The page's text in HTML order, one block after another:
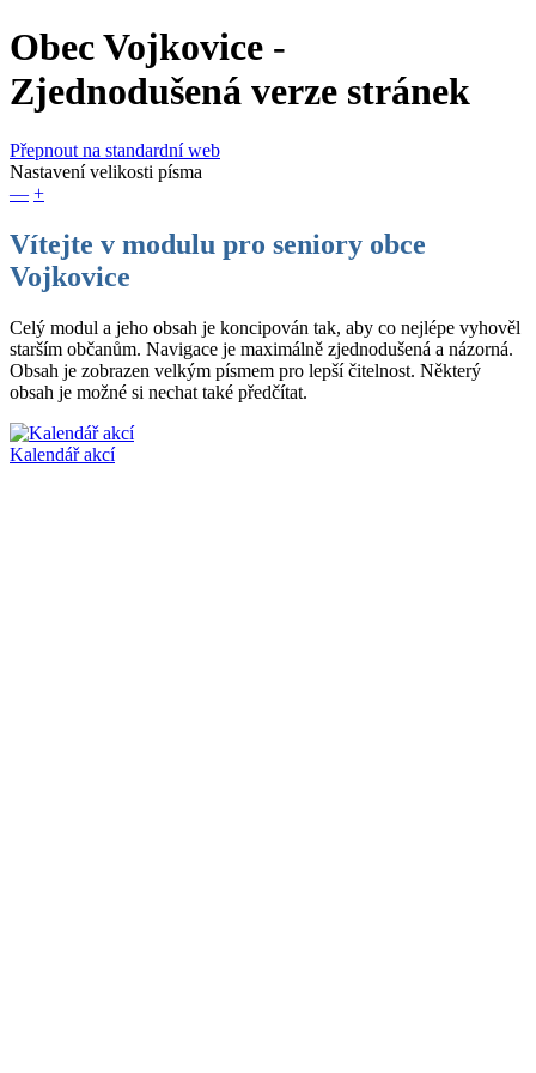
Obec Vojkovice -
Zjednodušená verze stránek
Přepnout na standardní web
Nastavení velikosti písma
— +
Vítejte v modulu pro seniory obce
Vojkovice
Celý modul a jeho obsah je koncipován tak, aby co nejlépe vyhověl
starším občanům. Navigace je maximálně zjednodušená a názorná.
Obsah je zobrazen velkým písmem pro lepší čitelnost. Některý
obsah je možné si nechat také předčítat.
Kalendář akcí